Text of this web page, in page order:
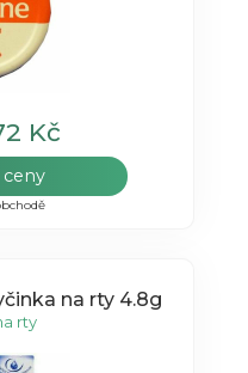
Kč
na rty 4.8g
rty